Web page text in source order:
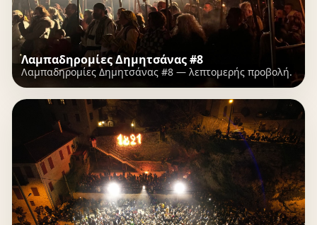
Λαμπαδηρομίες Δημητσάνας #8
Λαμπαδηρομίες Δημητσάνας #8 — λεπτομερής προβολή.